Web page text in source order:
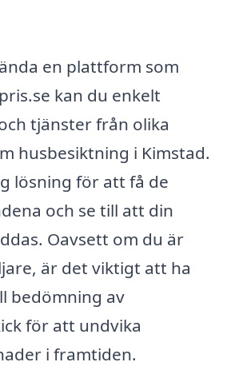
en plattform som
kan du enkelt
tjänster från olika
husbesiktning i Kimstad.
lösning för att få de
och se till att din
Oavsett om du är
är det viktigt att ha
bedömning av
för att undvika
i framtiden.